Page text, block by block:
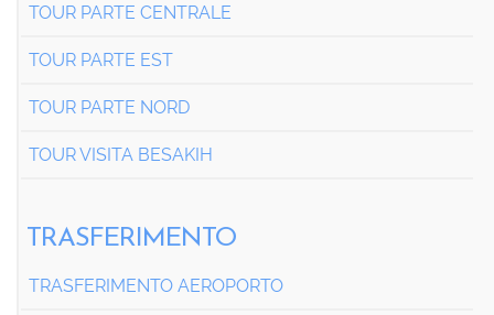
TOUR PARTE CENTRALE
TOUR PARTE EST
TOUR PARTE NORD
TOUR VISITA BESAKIH
TRASFERIMENTO
TRASFERIMENTO AEROPORTO